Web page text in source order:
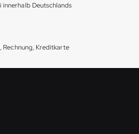
Deutschlands
Rechnung, Kreditkarte